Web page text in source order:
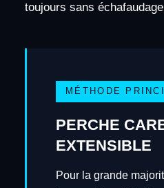
toujours sans
MÉTHODE
PERCHE
EXTENSIBLE
Pour la grande